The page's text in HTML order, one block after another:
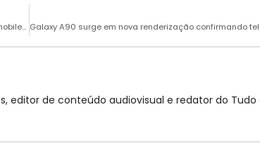
Sony deve reduzir pela metade os funcionários da divisão mobile até 2020
editor de conteúdo audiovisual e redator do Tudo